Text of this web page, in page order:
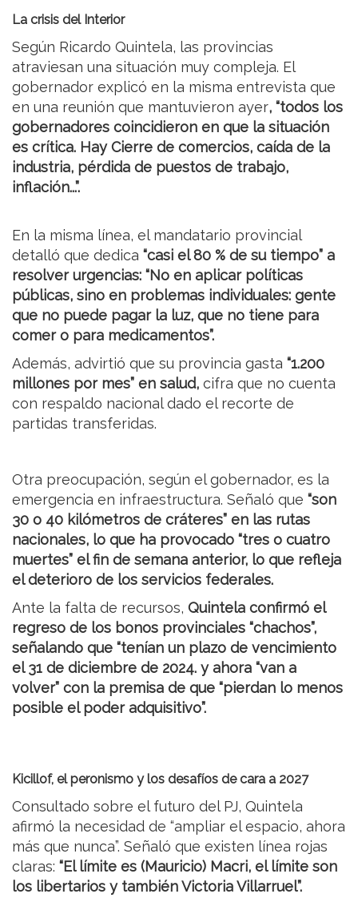
La crisis del Interior
Según Ricardo Quintela, las provincias
atraviesan una situación muy compleja. El
gobernador explicó en la misma entrevista que
en una reunión que mantuvieron ayer, “todos los
gobernadores coincidieron en que la situación
es crítica. Hay Cierre de comercios, caída de la
industria, pérdida de puestos de trabajo,
inflación...”.
En la misma línea, el mandatario provincial
detalló que dedica “casi el 80 % de su tiempo” a
resolver urgencias: “No en aplicar políticas
públicas, sino en problemas individuales: gente
que no puede pagar la luz, que no tiene para
comer o para medicamentos”.
Además, advirtió que su provincia gasta “1.200
millones por mes” en salud, cifra que no cuenta
con respaldo nacional dado el recorte de
partidas transferidas.
Otra preocupación, según el gobernador, es la
emergencia en infraestructura. Señaló que “son
30 o 40 kilómetros de cráteres” en las rutas
nacionales, lo que ha provocado “tres o cuatro
muertes” el fin de semana anterior, lo que refleja
el deterioro de los servicios federales.
Ante la falta de recursos, Quintela confirmó el
regreso de los bonos provinciales “chachos”,
señalando que “tenían un plazo de vencimiento
el 31 de diciembre de 2024. y ahora “van a
volver” con la premisa de que “pierdan lo menos
posible el poder adquisitivo”.
Kicillof, el peronismo y los desafíos de cara a 2027
Consultado sobre el futuro del PJ, Quintela
afirmó la necesidad de “ampliar el espacio, ahora
más que nunca”. Señaló que existen línea rojas
claras: “El límite es (Mauricio) Macri, el límite son
los libertarios y también Victoria Villarruel”.